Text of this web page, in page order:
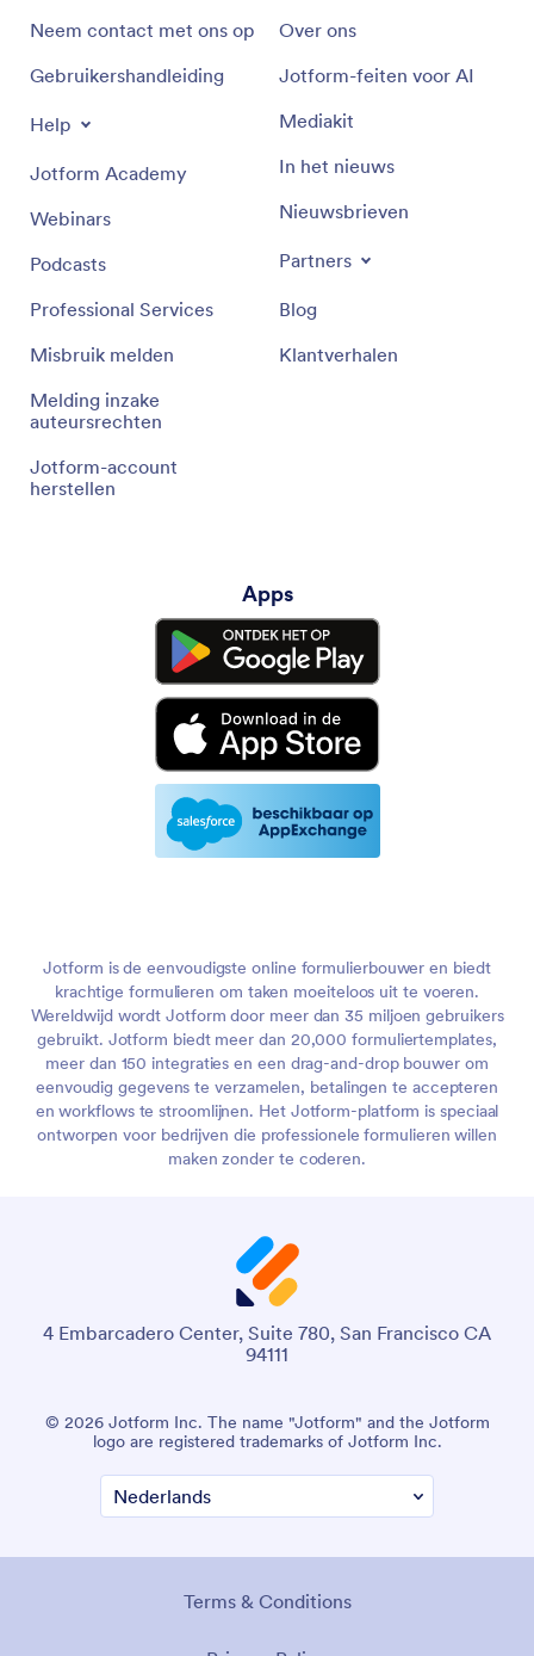
Neem contact met ons op
Gebruikershandleiding
Help
Jotform Academy
Webinars
Podcasts
Professional Services
Misbruik melden
Melding inzake
auteursrechten
Jotform-account
herstellen
Over ons
Jotform-feiten voor AI
Mediakit
In het nieuws
Nieuwsbrieven
Partners
Blog
Klantverhalen
Apps
Jotform is de eenvoudigste online formulierbouwer en biedt
krachtige formulieren om taken moeiteloos uit te voeren.
Wereldwijd wordt Jotform door meer dan 35 miljoen gebruikers
gebruikt. Jotform biedt meer dan 20,000 formuliertemplates,
meer dan 150 integraties en een drag-and-drop bouwer om
eenvoudig gegevens te verzamelen, betalingen te accepteren
en workflows te stroomlijnen. Het Jotform-platform is speciaal
ontworpen voor bedrijven die professionele formulieren willen
maken zonder te coderen.
4 Embarcadero Center, Suite 780, San Francisco CA
94111
© 2026 Jotform Inc. The name "Jotform" and the Jotform
logo are registered trademarks of Jotform Inc.
Terms & Conditions